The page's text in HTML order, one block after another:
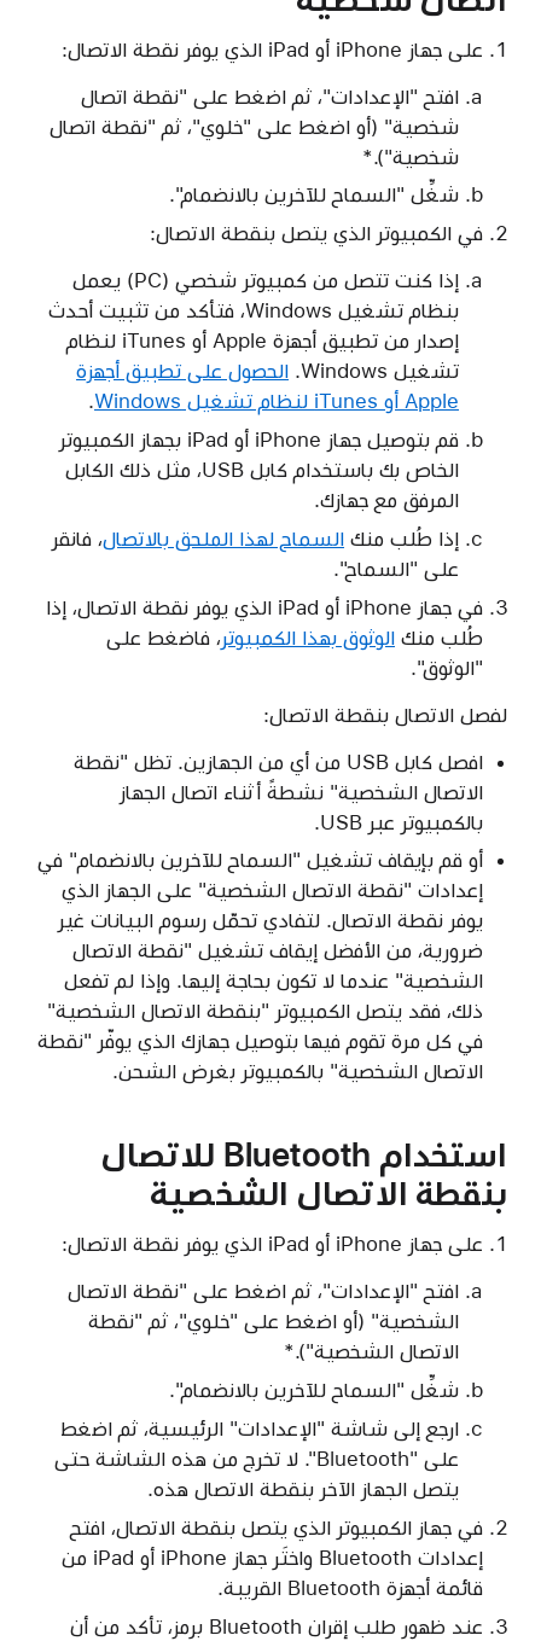
على جهاز iPhone أو iPad الذي يوفر نقطة الاتصال:
افتح "الإعدادات"، ثم اضغط على "نقطة اتصال
شخصية" (أو اضغط على "خلوي"، ثم "نقطة اتصال
شخصية").*
شغِّل "السماح للآخرين بالانضمام".
في الكمبيوتر الذي يتصل بنقطة الاتصال:
إذا كنت تتصل من كمبيوتر شخصي (PC) يعمل
بنظام تشغيل Windows، فتأكد من تثبيت أحدث
إصدار من تطبيق أجهزة Apple أو iTunes لنظام
تشغيل Windows.
الحصول على تطبيق أجهزة
Apple أو iTunes لنظام تشغيل Windows
.
قم بتوصيل جهاز iPhone أو iPad بجهاز الكمبيوتر
الخاص بك باستخدام كابل USB، مثل ذلك الكابل
المرفق مع جهازك.
إذا طُلب منك السماح لهذا الملحق بالاتصال، فانقر
على "السماح".
في جهاز iPhone أو iPad الذي يوفر نقطة الاتصال، إذا
طُلب منك الوثوق بهذا الكمبيوتر، فاضغط على
"الوثوق".
لفصل الاتصال بنقطة الاتصال:
افصل كابل USB من أي من الجهازين. تظل "نقطة
الاتصال الشخصية" نشطةً أثناء اتصال الجهاز
بالكمبيوتر عبر USB.
أو قم بإيقاف تشغيل "السماح للآخرين بالانضمام" في
إعدادات "نقطة الاتصال الشخصية" على الجهاز الذي
يوفر نقطة الاتصال. لتفادي تحمّل رسوم البيانات غير
ضرورية، من الأفضل إيقاف تشغيل "نقطة الاتصال
الشخصية" عندما لا تكون بحاجة إليها. وإذا لم تفعل
ذلك، فقد يتصل الكمبيوتر "بنقطة الاتصال الشخصية"
في كل مرة تقوم فيها بتوصيل جهازك الذي يوفّر "نقطة
الاتصال الشخصية" بالكمبيوتر بغرض الشحن.
استخدام Bluetooth للاتصال
بنقطة الاتصال الشخصية
على جهاز iPhone أو iPad الذي يوفر نقطة الاتصال:
افتح "الإعدادات"، ثم اضغط على "نقطة الاتصال
الشخصية" (أو اضغط على "خلوي"، ثم "نقطة
الاتصال الشخصية").*
شغِّل "السماح للآخرين بالانضمام".
ارجع إلى شاشة "الإعدادات" الرئيسية، ثم اضغط
على "Bluetooth". لا تخرج من هذه الشاشة حتى
يتصل الجهاز الآخر بنقطة الاتصال هذه.
في جهاز الكمبيوتر الذي يتصل بنقطة الاتصال، افتح
إعدادات Bluetooth واختَر جهاز iPhone أو iPad من
قائمة أجهزة Bluetooth القريبة.
عند ظهور طلب إقران Bluetooth برمز، تأكد من أن